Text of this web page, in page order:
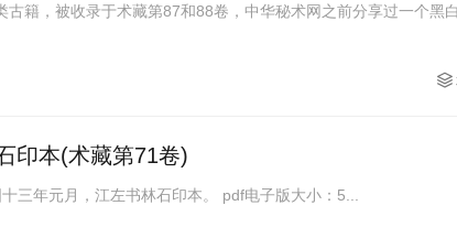
古籍，被收录于术藏第87和88卷，中华秘术网之前分享过一个黑
印本(术藏第71卷)
《太乙数统宗大全》6卷古本，民国十三年元月，江左书林石印本。 pdf电子版大小：5...